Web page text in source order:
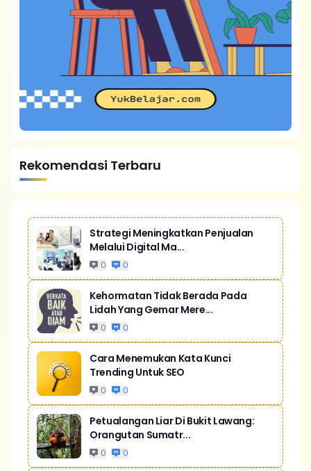
Rekomendasi Terbaru
Strategi Meningkatkan Penjualan
Melalui Digital Ma...
0 0
Kehormatan Tidak Berada Pada
Lidah Yang Gemar Mere...
0 0
Cara Menemukan Kata Kunci
Trending Untuk SEO
0 0
Petualangan Liar Di Bukit Lawang:
Orangutan Sumatr...
0 0